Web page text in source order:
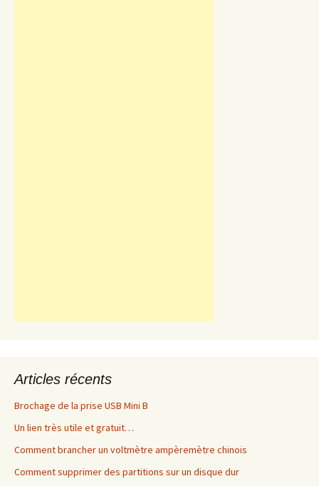
Articles récents
Brochage de la prise USB Mini B
Un lien très utile et gratuit…
Comment brancher un voltmètre ampèremètre chinois
Comment supprimer des partitions sur un disque dur